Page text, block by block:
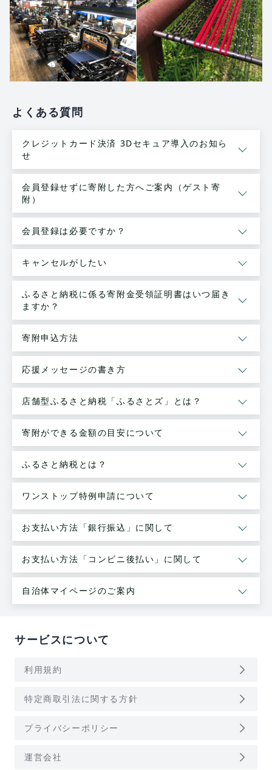
よくある質問
クレジットカード決済 3Dセキュア導入のお知ら
せ
会員登録せずに寄附した方へご案内（ゲスト寄
附）
会員登録は必要ですか？
キャンセルがしたい
ふるさと納税に係る寄附金受領証明書はいつ届き
ますか？
寄附申込方法
応援メッセージの書き方
店舗型ふるさと納税「ふるさとズ」とは？
寄附ができる金額の目安について
ふるさと納税とは？
ワンストップ特例申請について
お支払い方法「銀行振込」に関して
お支払い方法「コンビニ後払い」に関して
自治体マイページのご案内
サービスについて
利用規約 arrow_forward_ios
特定商取引法に関する方針 arrow_forward_ios
プライバシーポリシー arrow_forward_ios
運営会社 arrow_forward_ios